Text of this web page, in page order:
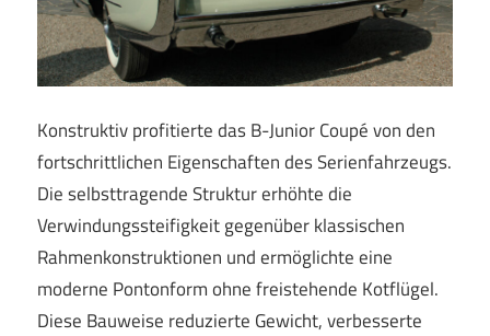
Konstruktiv profitierte das B-Junior Coupé von den
fortschrittlichen Eigenschaften des Serienfahrzeugs.
Die selbsttragende Struktur erhöhte die
Verwindungssteifigkeit gegenüber klassischen
Rahmenkonstruktionen und ermöglichte eine
moderne Pontonform ohne freistehende Kotflügel.
Diese Bauweise reduzierte Gewicht, verbesserte